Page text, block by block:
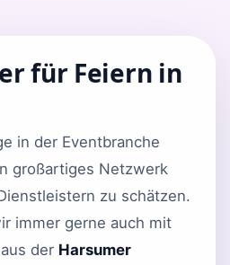
für Feiern in
in der Eventbranche
großartiges Netzwerk
zu schätzen.
immer gerne auch mit
der Harsumer